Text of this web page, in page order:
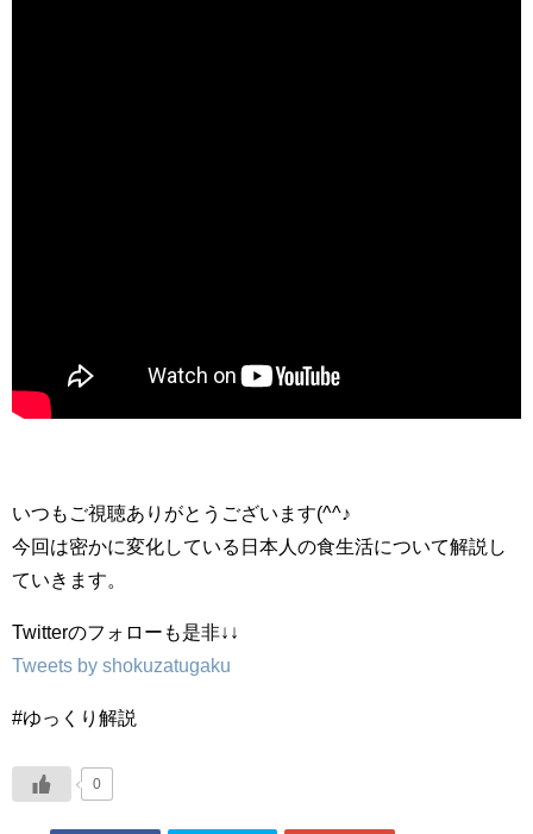
いつもご視聴ありがとうございます(^^♪
今回は密かに変化している日本人の食生活について解説し
ていきます。
Twitterのフォローも是非↓↓
Tweets by shokuzatugaku
#ゆっくり解説
0